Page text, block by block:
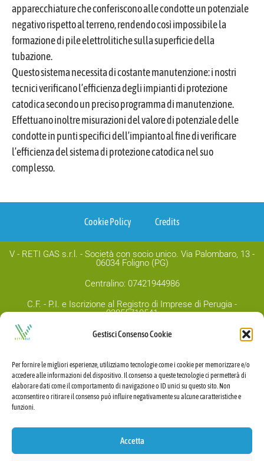
Gestisci Consenso Cookie
Per fornire le migliori esperienze, utilizziamo tecnologie come i cookie per memorizzare e/o
accedere alle informazioni del dispositivo. Il consenso a queste tecnologie ci permetterà di
elaborare dati come il comportamento di navigazione o ID unici su questo sito. Non
acconsentire o ritirare il consenso può influire negativamente su alcune caratteristiche e
funzioni.
Accetta
apparecchiature che conferiscono alle condotte un potenziale
negativo rispetto al terreno, rendendo così impossibile la
formazione di pile elettrolitiche sulla superficie della
tubazione.
Questo sistema necessita di costante manutenzione: i nostri
tecnici verificano l’efficienza degli impianti di protezione
catodica secondo un preciso programma di manutenzione.
Effettuano inoltre misurazioni del valore di potenziale delle
condotte in punti specifici dell’impianto al fine di verificare
l’efficienza del sistema di protezione catodica nel suo
complesso.
Cookie Policy Credits
V - RETI GAS s.r.l. - Società con socio unico. Via Palombaro, 13 -
06034 Foligno (PG)
Centralino: 07421944986
C.F. - P.I. e Iscrizione al Registro di Imprese di Perugia -
03855710541
PEC:v-retigas@legalmail.it